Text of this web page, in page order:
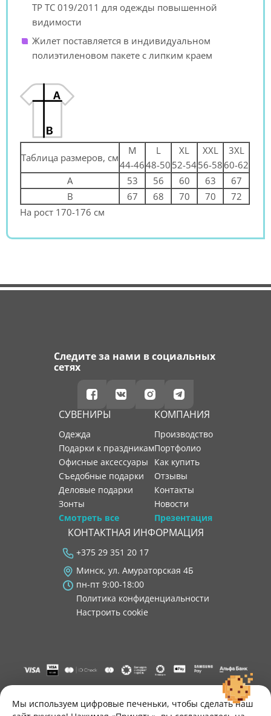
ТР ТС 019/2011 для одежды повышенной
видимости
Жилет поставляется в индивидуальном
полиэтиленовом пакете с липким краем
Таблица размеров, см
M
44-46
L
48-50
XL
52-54
XXL
56-58
3XL
60-62
A
53 56 60 63
67
B
67 68 70 70
72
На рост 170-176 см
Следите за нами в социальных
сетях
СУВЕНИРЫ
Одежда
Подарки к праздникам
Офисные аксессуары
Съедобные подарки
Деловые подарки
Зонты
Смотреть все
КОМПАНИЯ
производство
портфолио
как купить
отзывы
контакты
новости
Презентация
КОНТАКТНАЯ ИНФОРМАЦИЯ
+375 29 351 20 17
Минск, ул. Амураторская 4Б
пн-пт 9:00-18:00
Политика конфиденциальности
Настроить cookie
"ООО "Лигатура", УНП 193602931, Республика Беларусь, 220004,
г. Минск, ул. Амураторская, 4Б, цокольный этаж, помещение 3.
Р/с BY34 ALFA 3012 2B24 8200 1027 0000"
Мы используем цифровые печеньки, чтобы сделать наш